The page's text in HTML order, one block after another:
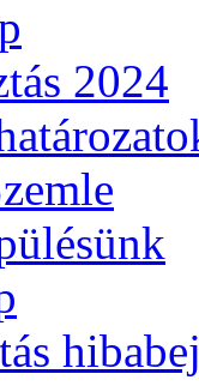
2024